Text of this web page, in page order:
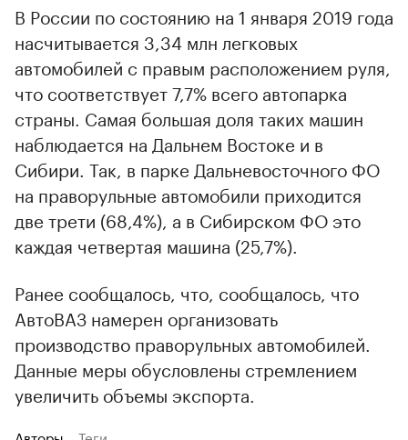
В России по состоянию на 1 января 2019 года
насчитывается 3,34 млн легковых
автомобилей с правым расположением руля,
что соответствует 7,7% всего автопарка
страны. Самая большая доля таких машин
наблюдается на Дальнем Востоке и в
Сибири. Так, в парке Дальневосточного ФО
на праворульные автомобили приходится
две трети (68,4%), а в Сибирском ФО это
каждая четвертая машина (25,7%).
Ранее сообщалось, что, сообщалось, что
АвтоВАЗ намерен организовать
производство праворульных автомобилей.
Данные меры обусловлены стремлением
увеличить объемы экспорта.